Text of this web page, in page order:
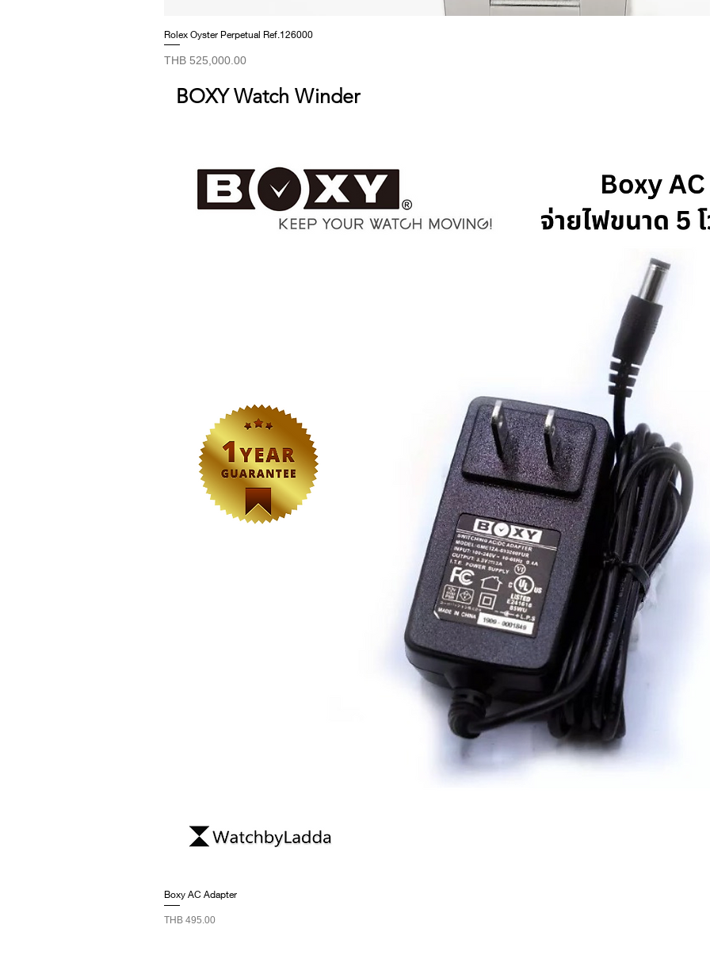
Rolex Oyster Perpetual Ref.126000
Price
THB 525,000.00
BOXY Watch Winder
Boxy AC Adapter
Price
THB 495.00